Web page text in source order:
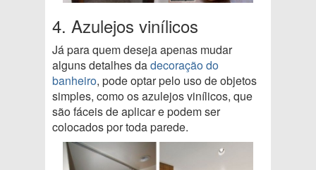
4. Azulejos vinílicos
Já para quem deseja apenas mudar
alguns detalhes dadecoração do
banheiro, pode optar pelo uso de objetos
simples, como os azulejos vinílicos, que
são fáceis de aplicar e podem ser
colocados por toda parede.